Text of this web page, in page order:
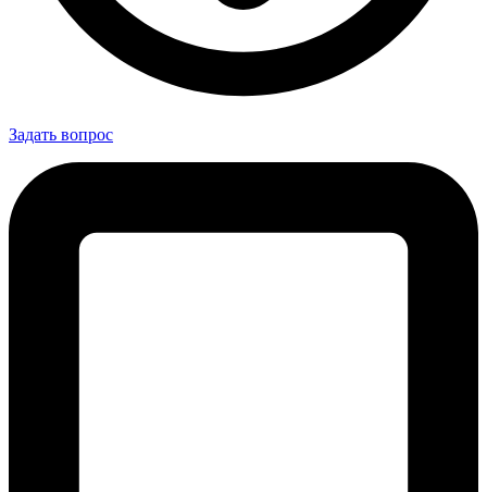
Задать вопрос